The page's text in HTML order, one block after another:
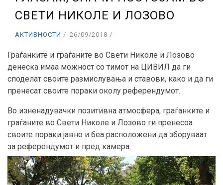
СВЕТИ НИКОЛЕ И ЛОЗОВО
АКТИВНОСТИ 26/09/2018
Граѓанките и граѓаните во Свети Николе и Лозово
денеска имаа можност со тимот на ЦИВИЛ да ги
споделат своите размислувања и ставови, како и да ги
пренесат своите пораки околу референдумот.
Во изненадувачки позитивна атмосфера, граѓанките и
граѓаните во Свети Николе и Лозово ги пренесоа
своите пораки јавно и беа расположени да зборуваат
за референдумот и пред камера.